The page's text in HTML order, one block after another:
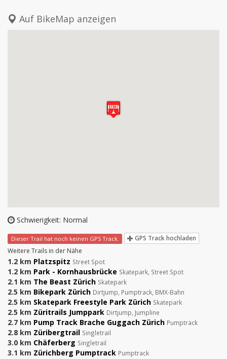
Auf BikeMap anzeigen
Schwierigkeit: Normal
Dieser Trail hat noch keinen GPS Track.
GPS Track hochladen
Weitere Trails in der Nähe
1.2 km Platzspitz Street Spot
1.2 km Park - Kornhausbrücke Skatepark, Street Spot
2.1 km The Beast Zürich Skatepark
2.5 km Bikepark Zürich Dirtjump, Pumptrack, BMX-Bahn
2.5 km Skatepark Freestyle Park Zürich Skatepark
2.5 km Züritrails Jumppark Dirtjump, Jumpline
2.7 km Pump Track Brache Guggach Zürich Pumptrack
2.8 km Züribergtrail Singletrail
3.0 km Chäferberg Singletrail
3.1 km Zürichberg Pumptrack Pumptrack